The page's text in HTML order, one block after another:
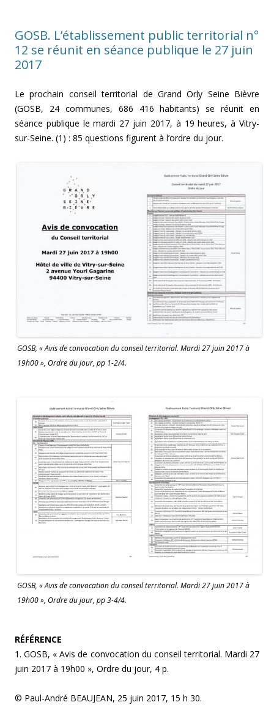
GOSB. L’établissement public territorial n°
12 se réunit en séance publique le 27 juin
2017
Le prochain conseil territorial de Grand Orly Seine Bièvre
(GOSB, 24 communes, 686 416 habitants) se réunit en
séance publique le mardi 27 juin 2017, à 19 heures, à Vitry-
sur-Seine. (1) : 85 questions figurent à l’ordre du jour.
GOSB, « Avis de convocation du conseil territorial. Mardi 27 juin 2017 à
19h00 », Ordre du jour, pp 1-2/4.
GOSB, « Avis de convocation du conseil territorial. Mardi 27 juin 2017 à
19h00 », Ordre du jour, pp 3-4/4.
RÉFÉRENCE
1. GOSB, « Avis de convocation du conseil territorial. Mardi 27
juin 2017 à 19h00 », Ordre du jour, 4 p.
© Paul-André BEAUJEAN, 25 juin 2017, 15 h 30.